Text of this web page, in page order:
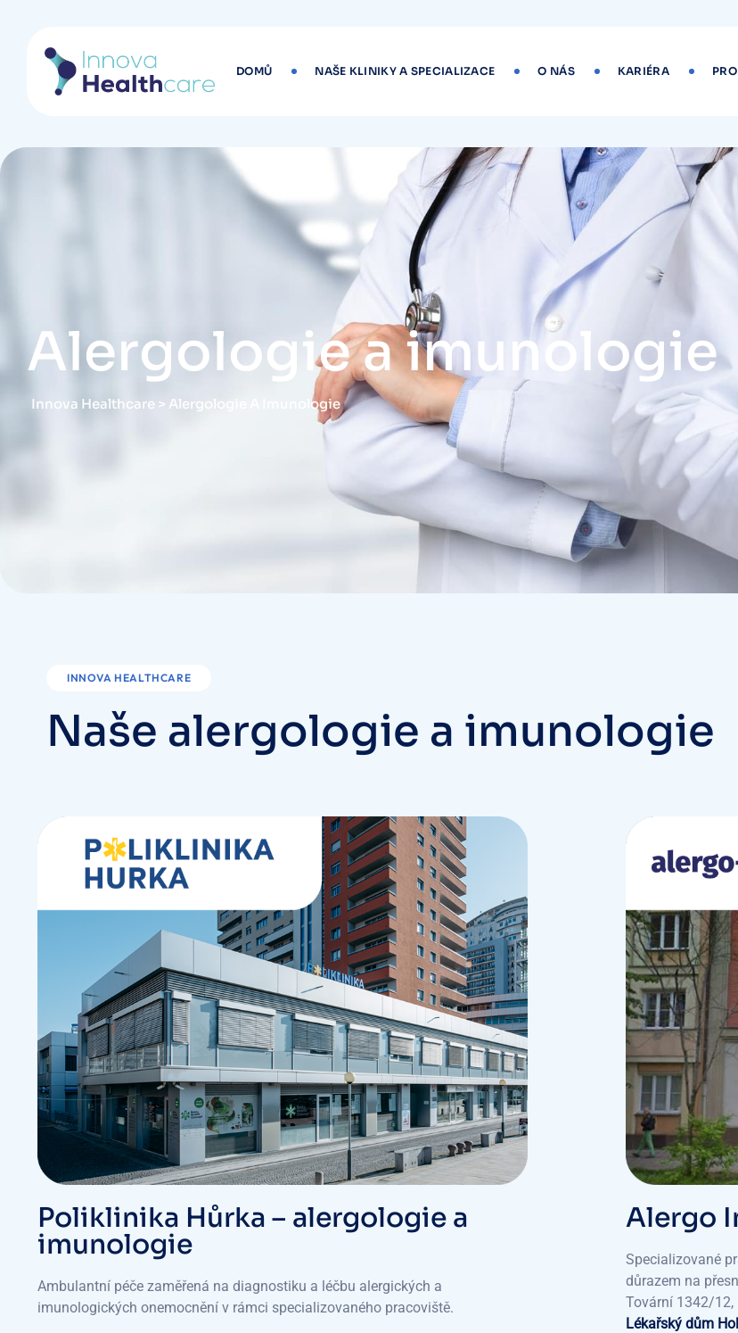
DOMŮ NAŠE KLINIKY A SPECIALIZACE O NÁS KARIÉRA
Alergologie a imunologie
Innova Healthcare > Alergologie A Imunologie
INNOVA HEALTHCARE
Naše alergologie a imunologie
Poliklinika Hůrka – alergologie a
imunologie
Ambulantní péče zaměřená na diagnostiku a léčbu alergických a
imunologických onemocnění v rámci specializovaného pracoviště.
Alergo
Specializované
důrazem na
Tovární 1342/12,
Lékařský dům